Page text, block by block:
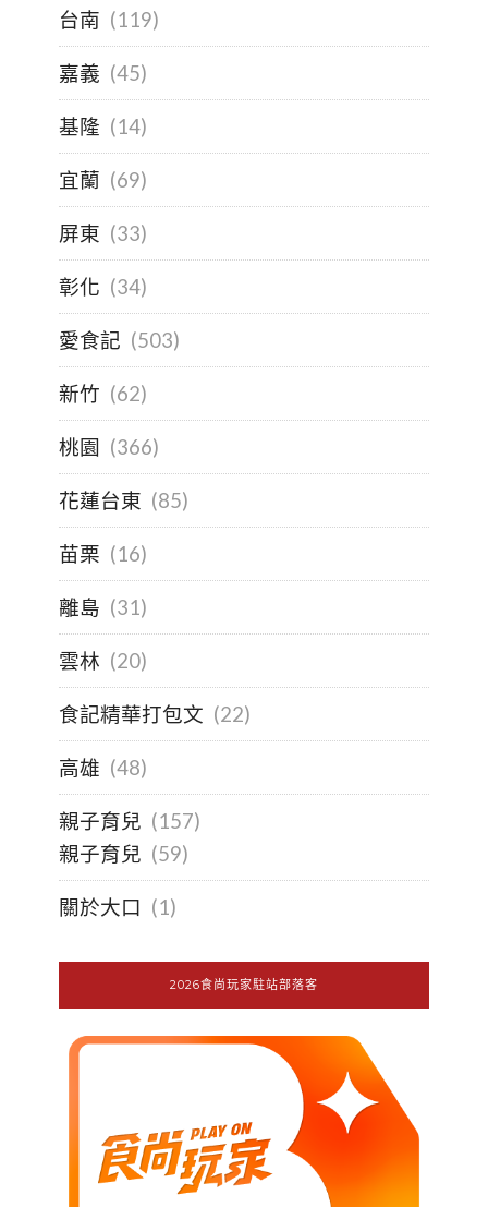
台南 (119)
嘉義 (45)
基隆 (14)
宜蘭 (69)
屏東 (33)
彰化 (34)
愛食記 (503)
新竹 (62)
桃園 (366)
花蓮台東 (85)
苗栗 (16)
離島 (31)
雲林 (20)
食記精華打包文 (22)
高雄 (48)
親子育兒 (157)
親子育兒 (59)
關於大口 (1)
2026食尚玩家駐站部落客